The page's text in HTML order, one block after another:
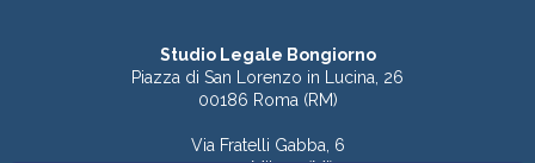
Studio Legale Bongiorno
Piazza di San Lorenzo in Lucina, 26
00186 Roma (RM)
Via Fratelli Gabba, 6